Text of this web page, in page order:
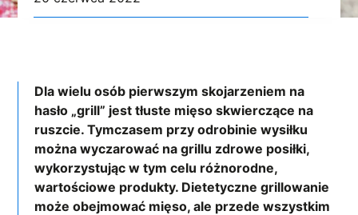
Dla wielu osób pierwszym skojarzeniem na
hasło „grill” jest tłuste mięso skwierczące na
ruszcie. Tymczasem przy odrobinie wysiłku
można wyczarować na grillu zdrowe posiłki,
wykorzystując w tym celu różnorodne,
wartościowe produkty. Dietetyczne grillowanie
może obejmować mięso, ale przede wszystkim